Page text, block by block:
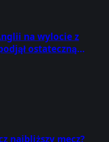
na wylocie z
ostateczną
najbliższy mecz?